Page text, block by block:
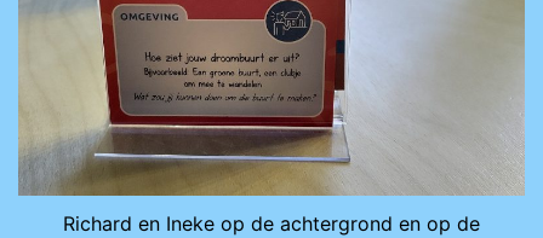
Richard en Ineke op de achtergrond en op de